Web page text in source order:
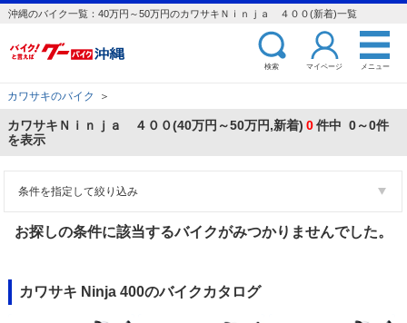
沖縄のバイク一覧：40万円～50万円のカワサキＮｉｎｊａ ４００(新着)一覧
検索 マイページ メニュー
カワサキのバイク ＞
カワサキＮｉｎｊａ ４００(40万円～50万円,新着) 0件中 0～0件
を表示
条件を指定して絞り込み
お探しの条件に該当するバイクがみつかりませんでした。
カワサキ Ninja 400のバイクカタログ